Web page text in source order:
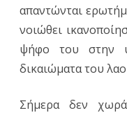
απαντώνται
νοιώθει
ψήφο του στην
δικαιώματα του
Σήμερα δεν